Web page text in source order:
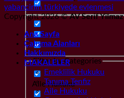
Filter by Categories
Aile Hukuku
yabancinin türkiyede evlenmesi
Copyright 2026 ©AV Serif
Ana Sayfa
Çalışma Alanları
Hakkımızda
MAKALELER
Emeklilik Hukuku
Tanıma Tenfiz
Aile Hukuku